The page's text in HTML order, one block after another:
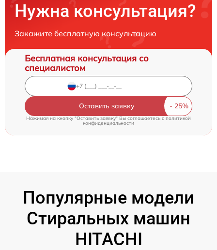
Нужна консультация?
Закажите бесплатную консультацию
Бесплатная консультация со
специалистом
Оставить заявку
Нажимая на кнопку "Оставить заявку" Вы соглашаетесь cполитикой
конфиденциальности
Популярные модели
Стиральных машин
HITACHI